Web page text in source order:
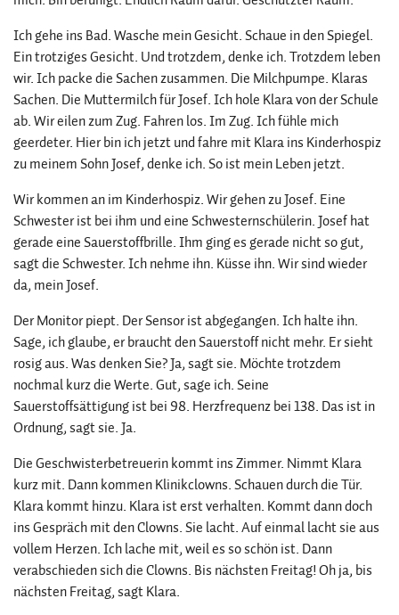
Ich gehe ins Bad. Wasche mein Gesicht. Schaue in den Spiegel.
Ein trotziges Gesicht. Und trotzdem, denke ich. Trotzdem leben
wir. Ich packe die Sachen zusammen. Die Milchpumpe. Klaras
Sachen. Die Muttermilch für Josef. Ich hole Klara von der Schule
ab. Wir eilen zum Zug. Fahren los. Im Zug. Ich fühle mich
geerdeter. Hier bin ich jetzt und fahre mit Klara ins Kinderhospiz
zu meinem Sohn Josef, denke ich. So ist mein Leben jetzt.
Wir kommen an im Kinderhospiz. Wir gehen zu Josef. Eine
Schwester ist bei ihm und eine Schwesternschülerin. Josef hat
gerade eine Sauerstoffbrille. Ihm ging es gerade nicht so gut,
sagt die Schwester. Ich nehme ihn. Küsse ihn. Wir sind wieder
da, mein Josef.
Der Monitor piept. Der Sensor ist abgegangen. Ich halte ihn.
Sage, ich glaube, er braucht den Sauerstoff nicht mehr. Er sieht
rosig aus. Was denken Sie? Ja, sagt sie. Möchte trotzdem
nochmal kurz die Werte. Gut, sage ich. Seine
Sauerstoffsättigung ist bei 98. Herzfrequenz bei 138. Das ist in
Ordnung, sagt sie. Ja.
Die Geschwisterbetreuerin kommt ins Zimmer. Nimmt Klara
kurz mit. Dann kommen Klinikclowns. Schauen durch die Tür.
Klara kommt hinzu. Klara ist erst verhalten. Kommt dann doch
ins Gespräch mit den Clowns. Sie lacht. Auf einmal lacht sie aus
vollem Herzen. Ich lache mit, weil es so schön ist. Dann
verabschieden sich die Clowns. Bis nächsten Freitag! Oh ja, bis
nächsten Freitag, sagt Klara.